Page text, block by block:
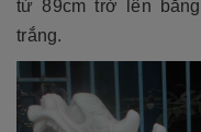
từ 89cm trở lên
trắng.